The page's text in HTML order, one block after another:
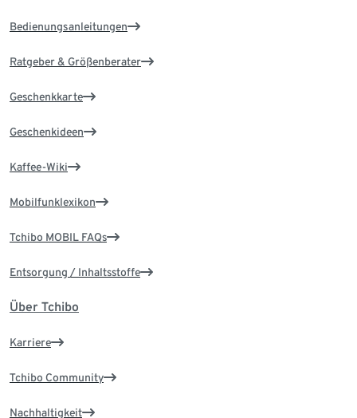
Bedienungsanleitungen
Ratgeber & Größenberater
Geschenkkarte
Geschenkideen
Kaffee-Wiki
Mobilfunklexikon
Tchibo MOBIL FAQs
Entsorgung / Inhaltsstoffe
Über Tchibo
Karriere
Tchibo Community
Nachhaltigkeit